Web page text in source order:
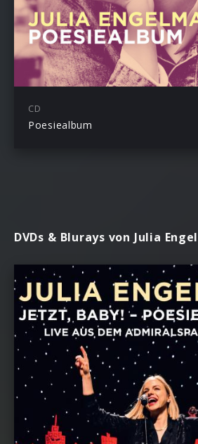
CD
Poesiealbum
DVDs & Blurays von Julia